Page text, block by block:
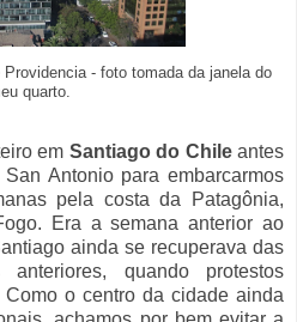
- foto tomada da janela do
quarto.
em Santiago do Chileantes
Antonio para embarcarmos
pela costa da Patagônia,
Era a semana anterior ao
ainda se recuperava das
quando protestos
o centro da cidade ainda